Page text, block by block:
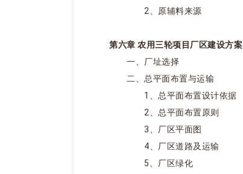
2、原辅料来源
第六章 农用三轮项目厂区建设方案
一、厂址选择
二、总平面布置与运输
1、总平面布置设计依据
2、总平面布置原则
3、厂区平面图
4、厂区道路及运输
5、厂区绿化